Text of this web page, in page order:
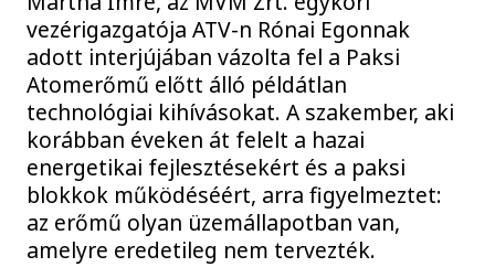
vezérigazgatója ATV-n Rónai Egonnak
adott interjújában vázolta fel a Paksi
Atomerőmű előtt álló példátlan
technológiai kihívásokat. A szakember, aki
korábban éveken át felelt a hazai
energetikai fejlesztésekért és a paksi
blokkok működéséért, arra figyelmeztet:
az erőmű olyan üzemállapotban van,
amelyre eredetileg nem tervezték.